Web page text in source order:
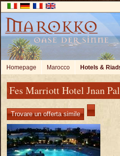
Homepage Marocco Hotels &
Fes Marriott Hotel Jnan
Trovare un offerta simile